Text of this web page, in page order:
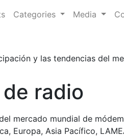
Categories Media
y las tendencias del
radio
mercado mundial de
Europa, Asia Pacífico,